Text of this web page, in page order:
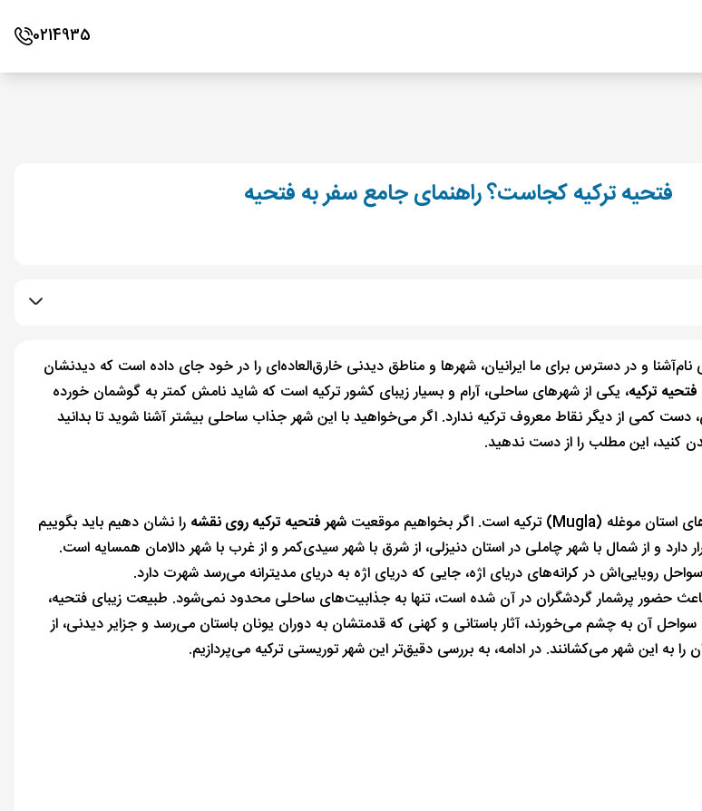
0214935
فتحیه ترکیه کجاست؟ راهنمای جامع سفر به فتحیه
و در دسترس برای ما ایرانیان، شهرها و مناطق دیدنی خارق‌العاده‌ای را در خود جای داده است که دیدنشان
فتحیه ترکیه، یکی از شهرهای ساحلی، آرام و بسیار زیبای کشور ترکیه است که شاید نامش کمتر به گوشمان خورده
دست کمی از دیگر نقاط معروف ترکیه ندارد. اگر می‌خواهید با این شهر جذاب ساحلی بیشتر آشنا شوید تا بدانید
کنید، این مطلب را از دست ندهید.
شهر فتحیه ترکیه روی نقشه را نشان دهیم باید بگوییم
دارد و از شمال با شهر چاملی در استان دنیزلی، از شرق با شهر سیدی‌کمر و از غرب با شهر دالامان همسایه است.
رویایی‌اش در کرانه‌های دریای اژه، جایی که دریای اژه به دریای مدیترانه می‌رسد شهرت دارد.
حضور پرشمار گردشگران در آن شده است، تنها به جذابیت‌های ساحلی محدود نمی‌شود. طبیعت زیبای فتحیه،
آن به چشم می‌خورند، آثار باستانی و کهنی که قدمتشان به دوران یونان باستان می‌رسد و جزایر دیدنی، از
به این شهر می‌کشانند. در ادامه، به بررسی دقیق‌تر این شهر توریستی ترکیه می‌پردازیم.